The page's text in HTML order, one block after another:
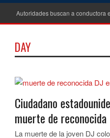
Autoridades buscan a conductora
DAY
Ciudadano
muerte de
La muerte de la joven DJ